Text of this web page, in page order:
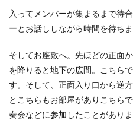
入ってメンバーが集まるまで待
ーとお話ししながら時間を待ちま
そしてお座敷へ。先ほどの正面
を降りると地下の広間。こちら
す。そして、正面入り口から逆
とこちらもお部屋がありこちら
奏会などに参加したことがありま